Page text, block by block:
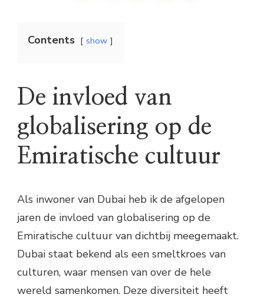
Contents show
De invloed van
globalisering op de
Emiratische cultuur
Als inwoner van Dubai heb ik de afgelopen
jaren de invloed van globalisering op de
Emiratische cultuur van dichtbij meegemaakt.
Dubai staat bekend als een smeltkroes van
culturen, waar mensen van over de hele
wereld samenkomen. Deze diversiteit heeft